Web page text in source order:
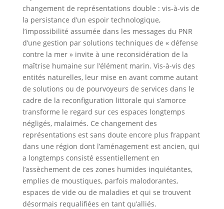
changement de représentations double : vis-à-vis de
la persistance d’un espoir technologique,
l’impossibilité assumée dans les messages du PNR
d’une gestion par solutions techniques de « défense
contre la mer » invite à une reconsidération de la
maîtrise humaine sur l’élément marin. Vis-à-vis des
entités naturelles, leur mise en avant comme autant
de solutions ou de pourvoyeurs de services dans le
cadre de la reconfiguration littorale qui s’amorce
transforme le regard sur ces espaces longtemps
négligés, malaimés. Ce changement des
représentations est sans doute encore plus frappant
dans une région dont l’aménagement est ancien, qui
a longtemps consisté essentiellement en
l’assèchement de ces zones humides inquiétantes,
emplies de moustiques, parfois malodorantes,
espaces de vide ou de maladies et qui se trouvent
désormais requalifiées en tant qu’alliés.